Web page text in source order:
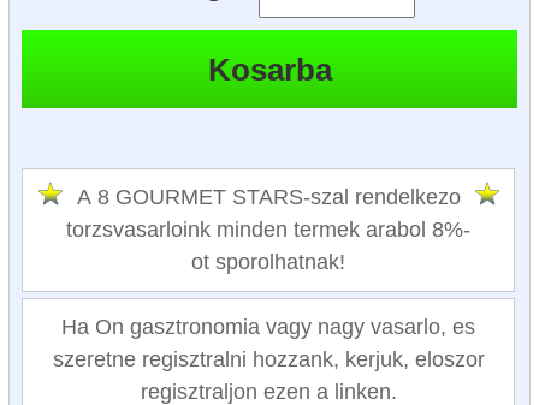
A 8 GOURMET STARS-szal rendelkezo
torzsvasarloink minden termek arabol 8%-
ot sporolhatnak!
Ha On gasztronomia vagy nagy vasarlo, es
szeretne regisztralni hozzank, kerjuk, eloszor
regisztraljon ezen a linken.